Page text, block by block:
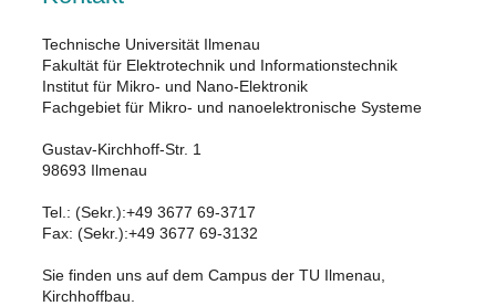
Technische Universität Ilmenau
Fakultät für Elektrotechnik und Informationstechnik
Institut für Mikro- und Nano-Elektronik
Fachgebiet für Mikro- und nanoelektronische Systeme
Gustav-Kirchhoff-Str. 1
98693 Ilmenau
Tel.: (Sekr.):+49 3677 69-3717
Fax: (Sekr.):+49 3677 69-3132
Sie finden uns auf dem Campus der TU Ilmenau,
Kirchhoffbau.